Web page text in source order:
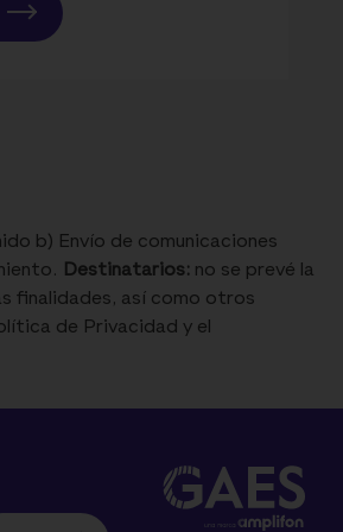
b) Envío de comunicaciones
Destinatarios: no se prevé la
finalidades, así como otros
de Privacidad y el